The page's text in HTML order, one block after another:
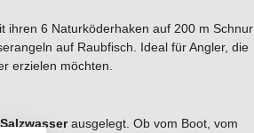
ihren 6 Naturköderhaken auf 200 m Schnur
auf Raubfisch. Ideal für Angler, die
erzielen möchten.
ausgelegt. Ob vom Boot, vom